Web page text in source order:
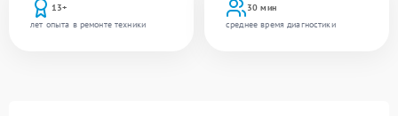
13+
лет опыта в ремонте техники
30 мин
среднее время диагностики